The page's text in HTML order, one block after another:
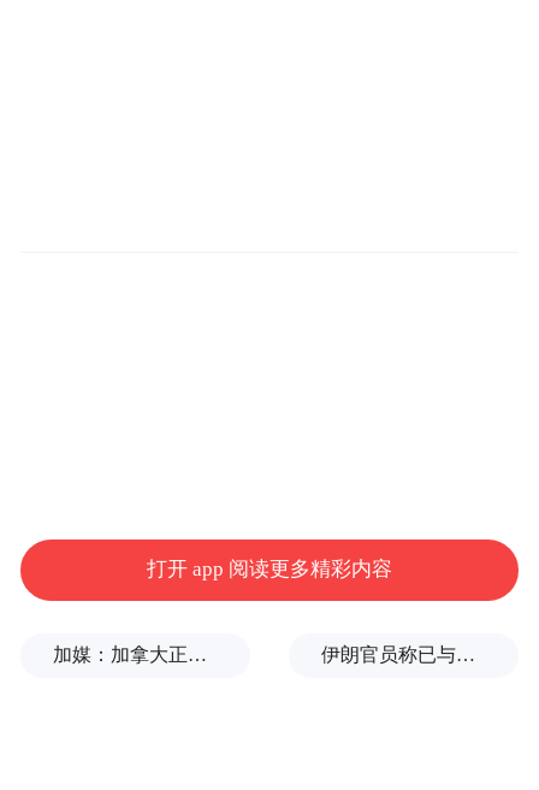
特朗普还表示，对俄罗斯继续打击乌克兰“感
到失望”，对俄“不满意”。
打开 app 阅读更多精彩内容
加媒：加拿大正与美国商讨，以贸易让步换取部分关税减免 伊朗官员称已与阿曼就霍尔木兹海峡通行问题明确总体框架